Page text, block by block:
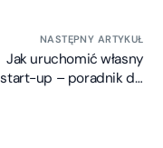
NASTĘPNY ARTYKUŁ
Jak uruchomić własny
start-up – poradnik dla